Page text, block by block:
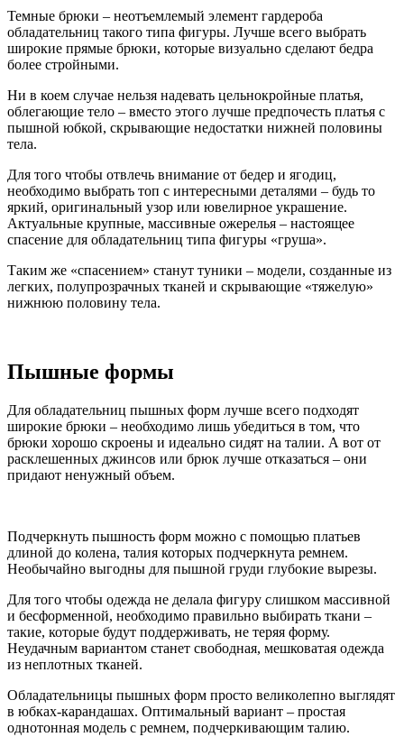
Темные брюки – неотъемлемый элемент гардероба
обладательниц такого типа фигуры. Лучше всего выбрать
широкие прямые брюки, которые визуально сделают бедра
более стройными.
Ни в коем случае нельзя надевать цельнокройные платья,
облегающие тело – вместо этого лучше предпочесть платья с
пышной юбкой, скрывающие недостатки нижней половины
тела.
Для того чтобы отвлечь внимание от бедер и ягодиц,
необходимо выбрать топ с интересными деталями – будь то
яркий, оригинальный узор или ювелирное украшение.
Актуальные крупные, массивные ожерелья – настоящее
спасение для обладательниц типа фигуры «груша».
Таким же «спасением» станут туники – модели, созданные из
легких, полупрозрачных тканей и скрывающие «тяжелую»
нижнюю половину тела.
Пышные формы
Для обладательниц пышных форм лучше всего подходят
широкие брюки – необходимо лишь убедиться в том, что
брюки хорошо скроены и идеально сидят на талии. А вот от
расклешенных джинсов или брюк лучше отказаться – они
придают ненужный объем.
Подчеркнуть пышность форм можно с помощью платьев
длиной до колена, талия которых подчеркнута ремнем.
Необычайно выгодны для пышной груди глубокие вырезы.
Для того чтобы одежда не делала фигуру слишком массивной
и бесформенной, необходимо правильно выбирать ткани –
такие, которые будут поддерживать, не теряя форму.
Неудачным вариантом станет свободная, мешковатая одежда
из неплотных тканей.
Обладательницы пышных форм просто великолепно выглядят
в юбках-карандашах. Оптимальный вариант – простая
однотонная модель с ремнем, подчеркивающим талию.